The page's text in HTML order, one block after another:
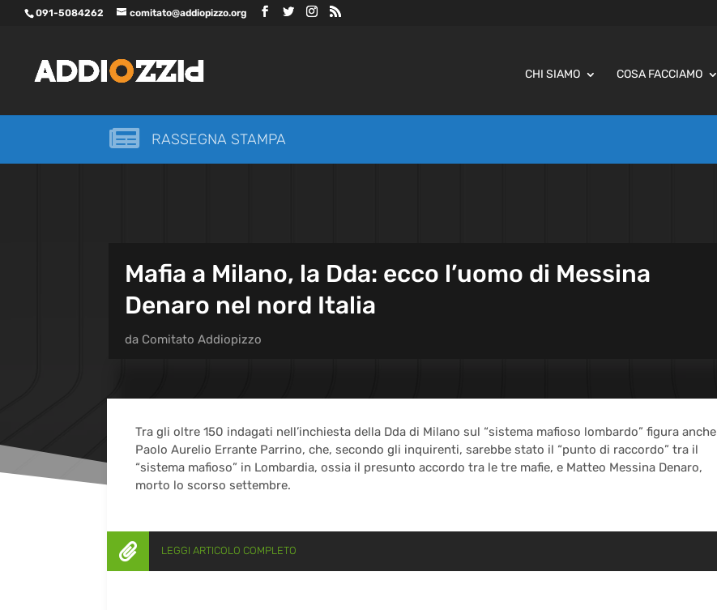
091-5084262 comitato@addiopizzo.org
CHI SIAMO COSA FACCIAMO
 RASSEGNA STAMPA
Mafia a Milano, la Dda: ecco l’uomo di Messina
Denaro nel nord Italia
da Comitato Addiopizzo
Tra gli oltre 150 indagati nell’inchiesta della Dda di Milano sul “sistema mafioso lombardo” figura anche
Paolo Aurelio Errante Parrino, che, secondo gli inquirenti, sarebbe stato il “punto di raccordo” tra il
“sistema mafioso” in Lombardia, ossia il presunto accordo tra le tre mafie, e Matteo Messina Denaro,
morto lo scorso settembre.
 LEGGI ARTICOLO COMPLETO